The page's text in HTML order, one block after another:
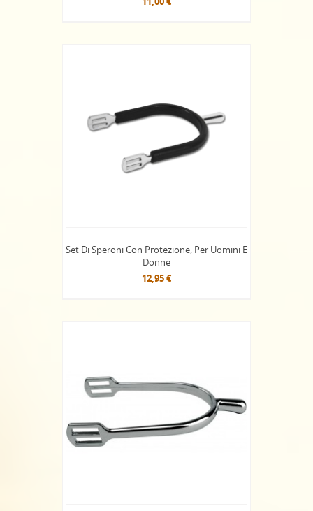
Set Di Speroni Con Protezione, Per Uomini E
Donne
12,95 €